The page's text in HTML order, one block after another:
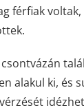
férfiak
alakul ki, és